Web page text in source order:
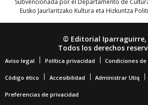
Subvencionada por el Departamento de
Eusko Jaurlaritzako Kultura eta Hizkuntza
© Editorial Iparraguirre,
Todos los derechos
Aviso legal Política privacidad Condiciones de
Código ético Accesibilidad Administrar Utiq
Preferencias de privacidad